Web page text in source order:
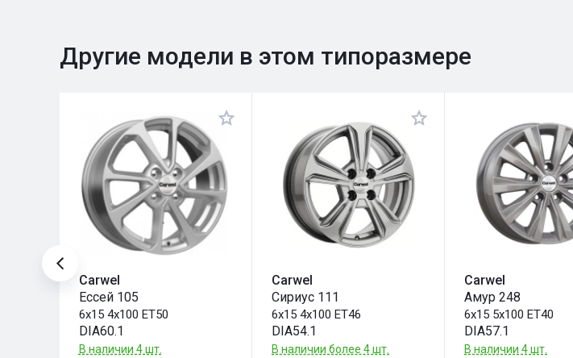
Другие модели в этом типоразмере
Carwel
Ессей 105
6x15 4x100 ET50
DIA60.1
В наличии 4 шт.
Carwel
Сириус 111
6x15 4x100 ET46
DIA54.1
В наличии более 4 шт.
Carwel
Амур 248
6x15 5x100 ET40
DIA57.1
В наличии 4 шт.